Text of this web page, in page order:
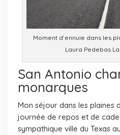
Moment d’ennuie dans les
Laura Pedebas
San Antonio
monarques
Mon séjour dans les plaines
journée de repos et de
sympathique ville du Texas